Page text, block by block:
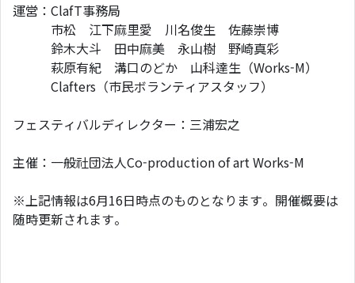
運営：ClafT事務局
市松 江下麻里愛 川名俊生 佐藤崇博
鈴木大斗 田中麻美 永山樹 野崎真彩
萩原有紀 溝口のどか 山科達生（Works-M）
Clafters（市民ボランティアスタッフ）
フェスティバルディレクター：三浦宏之
主催：一般社団法人Co-production of art Works-M
※上記情報は6月16日時点のものとなります。開催概要は
随時更新されます。